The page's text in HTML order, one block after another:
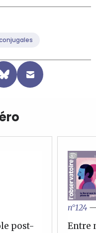
post-
n°124
Entre